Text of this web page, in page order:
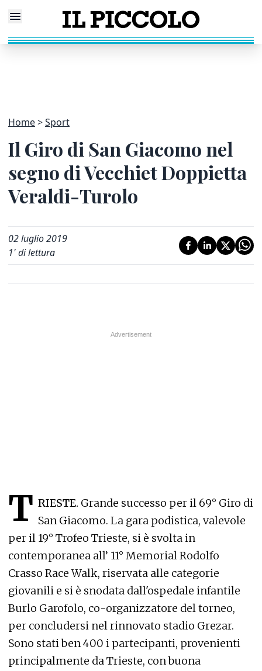
Home Sport
Il Giro di San Giacomo nel
segno di Vecchiet Doppietta
Veraldi-Turolo
02 luglio 2019
1' di lettura
T RIESTE. Grande successo per il 69° Giro di
San Giacomo. La gara podistica, valevole
per il 19° Trofeo Trieste, si è svolta in
contemporanea all’ 11° Memorial Rodolfo
Crasso Race Walk, riservata alle categorie
giovanili e si è snodata dall'ospedale infantile
Burlo Garofolo, co-organizzatore del torneo,
per concludersi nel rinnovato stadio Grezar.
Sono stati ben 400 i partecipanti, provenienti
principalmente da Trieste, con buona